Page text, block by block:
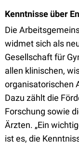
Kenntnisse über
Die
widmet sich als
Gesellschaft für
allen klinischen,
organisatorischen
Dazu zählt die
Forschung sowie
Ärzten. „Ein
ist es, die